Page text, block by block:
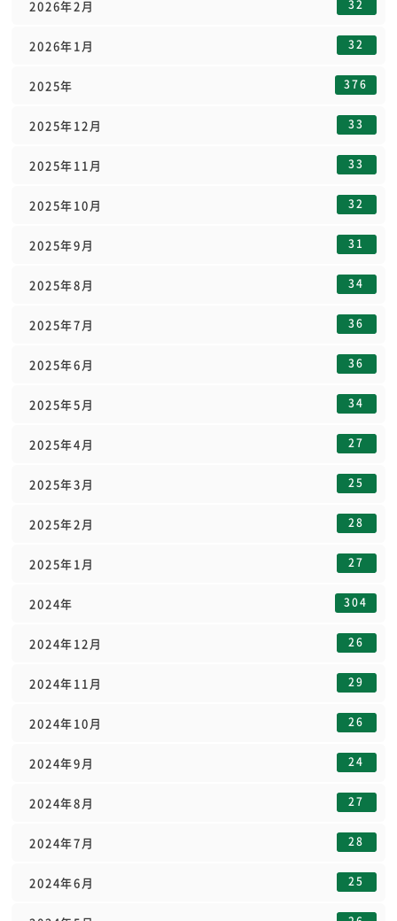
2026年2月 32
2026年1月 32
2025年 376
2025年12月 33
2025年11月 33
2025年10月 32
2025年9月 31
2025年8月 34
2025年7月 36
2025年6月 36
2025年5月 34
2025年4月 27
2025年3月 25
2025年2月 28
2025年1月 27
2024年 304
2024年12月 26
2024年11月 29
2024年10月 26
2024年9月 24
2024年8月 27
2024年7月 28
2024年6月 25